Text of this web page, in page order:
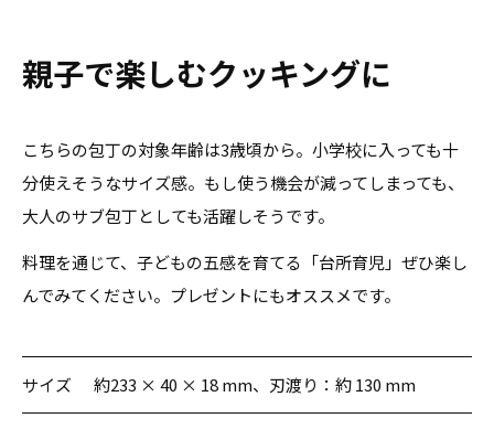
親子で楽しむクッキングに
こちらの包丁の対象年齢は3歳頃から。小学校に入っても十
分使えそうなサイズ感。もし使う機会が減ってしまっても、
大人のサブ包丁としても活躍しそうです。
料理を通じて、子どもの五感を育てる「台所育児」ぜひ楽し
んでみてください。プレゼントにもオススメです。
サイズ 約233 × 40 × 18 mm、刃渡り：約 130 mm